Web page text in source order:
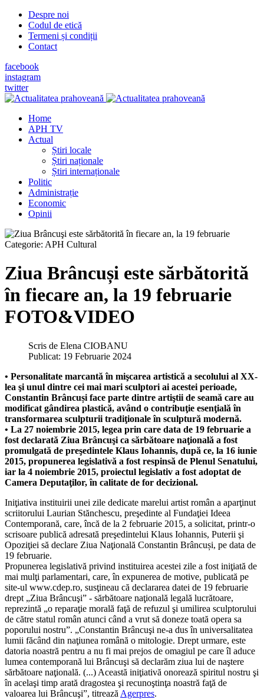
Despre noi
Codul de etică
Termeni și condiții
Contact
facebook
instagram
twitter
Home
APH TV
Actual
Știri locale
Știri naționale
Știri internaționale
Politic
Administrație
Economic
Opinii
Categorie: APH Cultural
Ziua Brâncuși este sărbătorită
în fiecare an, la 19 februarie
FOTO&VIDEO
Scris de Elena CIOBANU
Publicat: 19 Februarie 2024
• Personalitate marcantă în mişcarea artistică a secolului al XX-
lea şi unul dintre cei mai mari sculptori ai acestei perioade,
Constantin Brâncuși face parte dintre artiştii de seamă care au
modificat gândirea plastică, având o contribuţie esenţială în
transformarea sculpturii tradiţionale în sculptură modernă.
• La 27 noiembrie 2015, legea prin care data de 19 februarie a
fost declarată Ziua Brâncuşi ca sărbătoare naţională a fost
promulgată de preşedintele Klaus Iohannis, după ce, la 16 iunie
2015, propunerea legislativă a fost respinsă de Plenul Senatului,
iar la 4 noiembrie 2015, proiectul legislativ a fost adoptat de
Camera Deputaţilor, în calitate de for decizional.
Iniţiativa instituirii unei zile dedicate marelui artist român a aparţinut
scriitorului Laurian Stănchescu, preşedinte al Fundaţiei Ideea
Contemporană, care, încă de la 2 februarie 2015, a solicitat, printr-o
scrisoare publică adresată preşedintelui Klaus Iohannis, Puterii şi
Opoziţiei să declare Ziua Naţională Constantin Brâncuși, pe data de
19 februarie.
Propunerea legislativă privind instituirea acestei zile a fost iniţiată de
mai mulţi parlamentari, care, în expunerea de motive, publicată pe
site-ul www.cdep.ro, susţineau că declararea datei de 19 februarie
drept „Ziua Brâncuşi” - sărbătoare naţională legală lucrătoare,
reprezintă „o reparaţie morală faţă de refuzul şi umilirea sculptorului
de către statul român atunci când a vrut să doneze toată opera sa
poporului nostru”. „Constantin Brâncuşi ne-a dus în universalitatea
lumii făcând din naţiunea română o mitologie. Drept urmare, este
datoria noastră pentru a nu fi mai prejos de omagiul pe care îl aduce
lumea contemporană lui Brâncuşi să declarăm ziua lui de naştere
sărbătoare naţională. (...) Această iniţiativă onorează spiritul nostru şi
în acelaşi timp arată dragostea şi recunoştinţa noastră faţă de
valoarea lui Brâncuşi”, titrează Agerpres.